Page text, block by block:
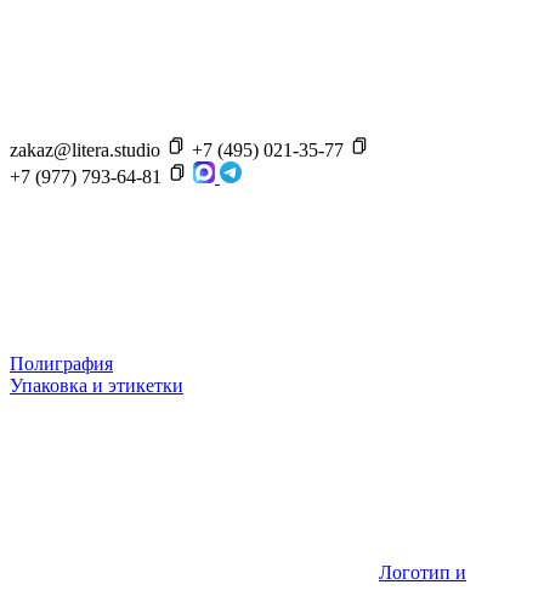
zakaz@litera.studio
+7 (495) 021-35-77
+7 (977) 793-64-81
Полиграфия
Упаковка и этикетки
Логотип и